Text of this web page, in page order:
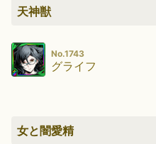
天神獣
No.1743
グライフ
女と闇愛精